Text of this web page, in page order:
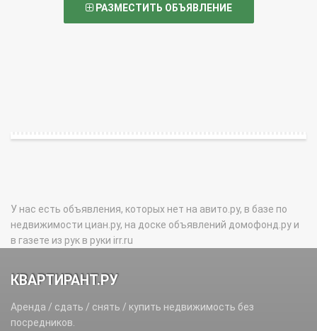
РАЗМЕСТИТЬ ОБЪЯВЛЕНИЕ
У нас есть объявления, которых нет на авито.ру, в базе по
недвижимости циан.ру, на доске объявлений домофонд.ру и
в газете из рук в руки irr.ru
КВАРТИРАНТ.РУ
Аренда / сдать / снять / купить недвижимость без
посредников.